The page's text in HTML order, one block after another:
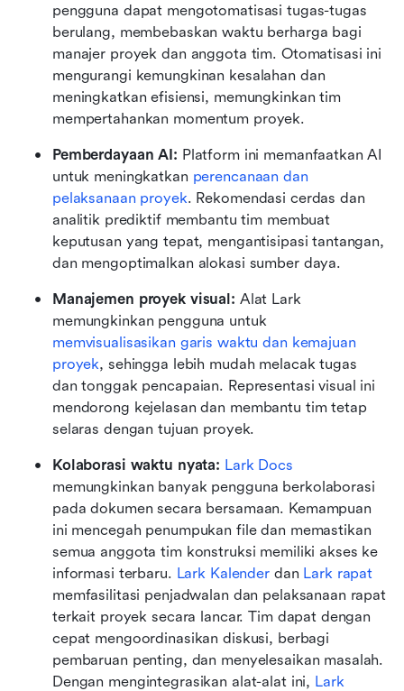
pengguna dapat mengotomatisasi tugas-tugas
berulang, membebaskan waktu berharga bagi
manajer proyek dan anggota tim. Otomatisasi ini
mengurangi kemungkinan kesalahan dan
meningkatkan efisiensi, memungkinkan tim
mempertahankan momentum proyek.
Pemberdayaan AI: Platform ini memanfaatkan AI
untuk meningkatkan perencanaan dan
pelaksanaan proyek. Rekomendasi cerdas dan
analitik prediktif membantu tim membuat
keputusan yang tepat, mengantisipasi tantangan,
dan mengoptimalkan alokasi sumber daya.
Manajemen proyek visual: Alat Lark
memvisualisasikan garis waktu dan kemajuan
proyek, sehingga lebih mudah melacak tugas
dan tonggak pencapaian. Representasi visual ini
mendorong kejelasan dan membantu tim tetap
selaras dengan tujuan proyek.
Kolaborasi waktu nyata: Lark Docs
memungkinkan banyak pengguna berkolaborasi
pada dokumen secara bersamaan. Kemampuan
ini mencegah penumpukan file dan memastikan
semua anggota tim konstruksi memiliki akses ke
informasi terbaru. Lark Kalender dan Lark rapat
memfasilitasi penjadwalan dan pelaksanaan rapat
terkait proyek secara lancar. Tim dapat dengan
cepat mengoordinasikan diskusi, berbagi
pembaruan penting, dan menyelesaikan masalah.
Dengan mengintegrasikan alat-alat ini, Lark